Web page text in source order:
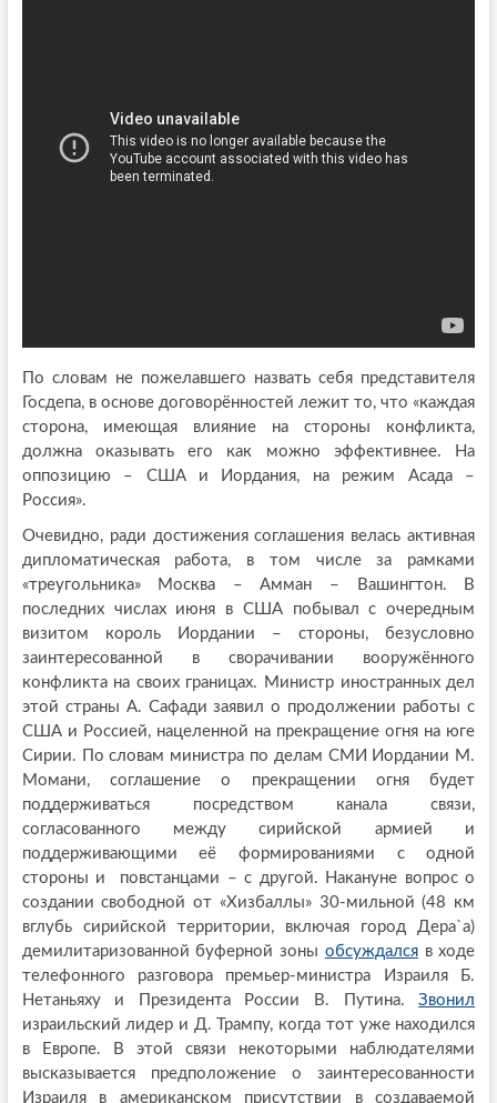
По словам не пожелавшего назвать себя представителя
Госдепа, в основе договорённостей лежит то, что «каждая
сторона, имеющая влияние на стороны конфликта,
должна оказывать его как можно эффективнее. На
оппозицию – США и Иордания, на режим Асада –
Россия».
Очевидно, ради достижения соглашения велась активная
дипломатическая работа, в том числе за рамками
«треугольника» Москва – Амман – Вашингтон. В
последних числах июня в США побывал с очередным
визитом король Иордании – стороны, безусловно
заинтересованной в сворачивании вооружённого
конфликта на своих границах. Министр иностранных дел
этой страны А. Сафади заявил о продолжении работы с
США и Россией, нацеленной на прекращение огня на юге
Сирии. По словам министра по делам СМИ Иордании М.
Момани, соглашение о прекращении огня будет
поддерживаться посредством канала связи,
согласованного между сирийской армией и
поддерживающими её формированиями с одной
стороны и повстанцами – с другой. Накануне вопрос о
создании свободной от «Хизбаллы» 30-мильной (48 км
вглубь сирийской территории, включая город Дера`а)
демилитаризованной буферной зоны обсуждалсяв ходе
телефонного разговора премьер-министра Израиля Б.
Нетаньяху и Президента России В. Путина.Звонил
израильский лидер и Д. Трампу, когда тот уже находился
в Европе. В этой связи некоторыми наблюдателями
высказывается предположение о заинтересованности
Израиля в американском присутствии в создаваемой